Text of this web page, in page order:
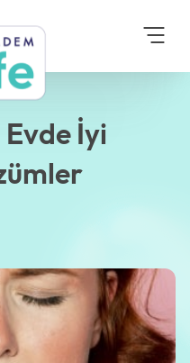
Gelebilecek Çözümler
Evde İyi